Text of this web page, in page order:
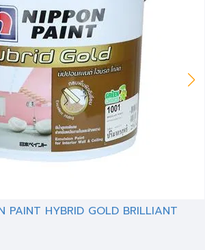
PAINT HYBRID GOLD BRILLIANT